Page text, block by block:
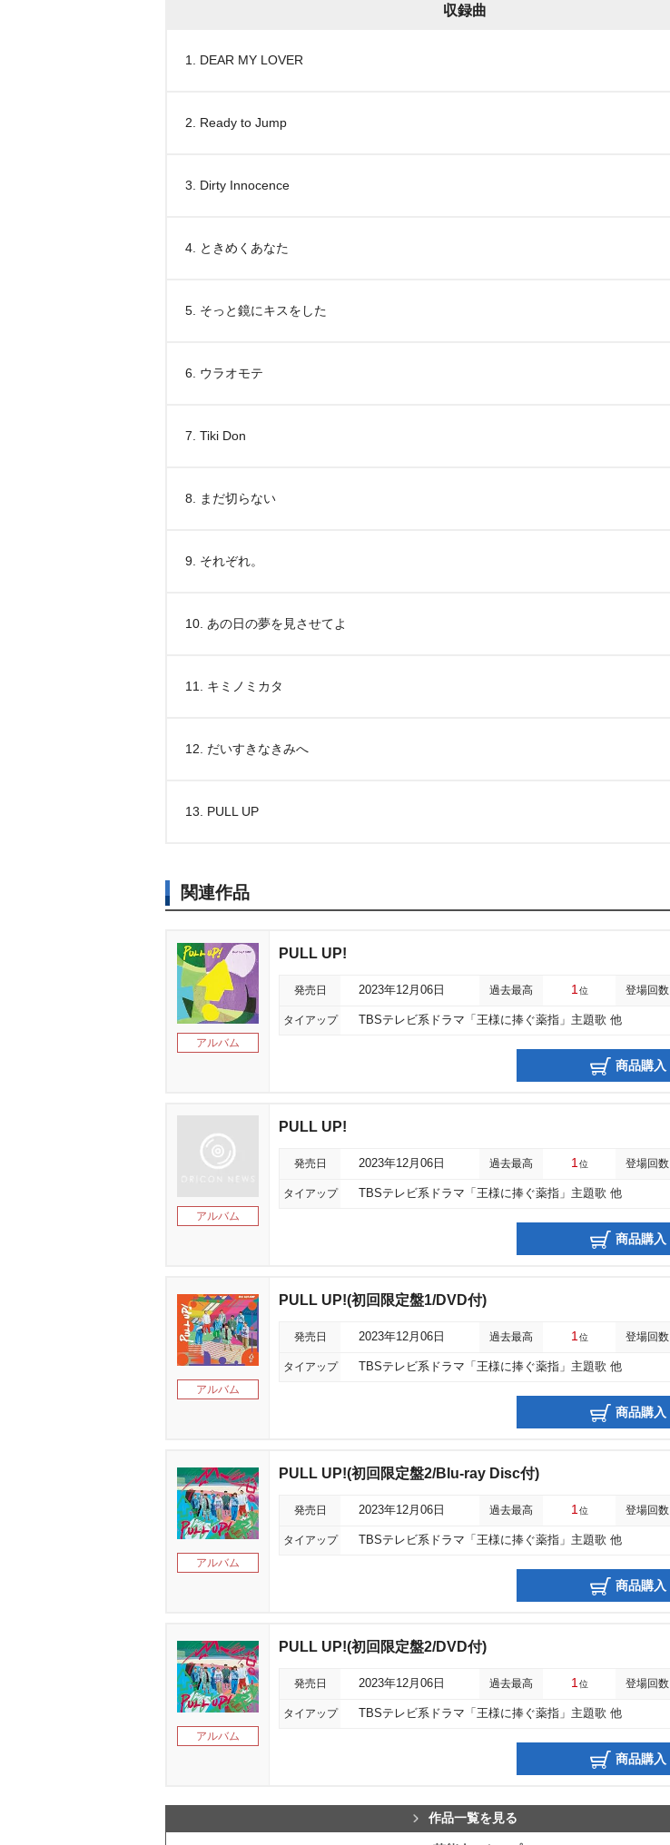
収録曲
1. DEAR MY LOVER
2. Ready to Jump
3. Dirty Innocence
4. ときめくあなた
5. そっと鏡にキスをした
6. ウラオモテ
7. Tiki Don
8. まだ切らない
9. それぞれ。
10. あの日の夢を見させてよ
11. キミノミカタ
12. だいすきなきみへ
13. PULL UP
関連作品
アルバム
PULL UP!
発売日 2023年12月06日 過去最高 1 位 登場回数
タイアップ TBSテレビ系ドラマ「王様に捧ぐ薬指」主題歌 他
商品購入
アルバム
PULL UP!
発売日 2023年12月06日 過去最高 1 位 登場回数
タイアップ TBSテレビ系ドラマ「王様に捧ぐ薬指」主題歌 他
商品購入
アルバム
PULL UP!(初回限定盤1/DVD付)
発売日 2023年12月06日 過去最高 1 位 登場回数
タイアップ TBSテレビ系ドラマ「王様に捧ぐ薬指」主題歌 他
商品購入
アルバム
PULL UP!(初回限定盤2/Blu-ray Disc付)
発売日 2023年12月06日 過去最高 1 位 登場回数
タイアップ TBSテレビ系ドラマ「王様に捧ぐ薬指」主題歌 他
商品購入
アルバム
PULL UP!(初回限定盤2/DVD付)
発売日 2023年12月06日 過去最高 1 位 登場回数
タイアップ TBSテレビ系ドラマ「王様に捧ぐ薬指」主題歌 他
商品購入
作品一覧を見る